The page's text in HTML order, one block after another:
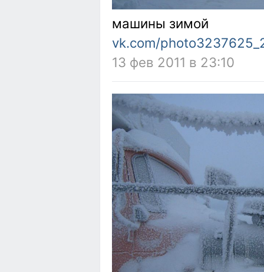
машины зимой
vk.com/
13 фев 2011 в 23:10